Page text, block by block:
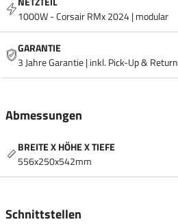
1000W - Corsair RMx 2024 | modular
GARANTIE
3 Jahre Garantie | inkl. Pick-Up & Return
Abmessungen
BREITE X HÖHE X TIEFE
556x250x542mm
Schnittstellen